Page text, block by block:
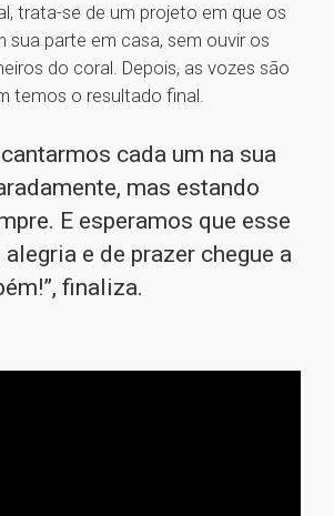
trata-se de um projeto em que os
sua parte em casa, sem ouvir os
do coral. Depois, as vozes são
temos o resultado final.
cada um na sua
mas estando
E esperamos que esse
e de prazer chegue a
finaliza.